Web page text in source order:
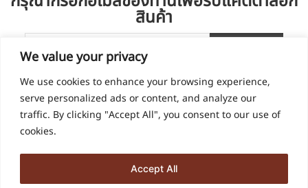
We value your privacy
We use cookies to enhance your browsing experience,
serve personalized ads or content, and analyze our
traffic. By clicking "Accept All", you consent to our use of
cookies.
Accept All
สินค้า